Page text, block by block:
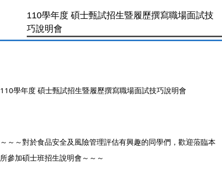
110學年度 碩士甄試招生暨履歷撰寫職場面試技
巧說明會
110學年度 碩士甄試招生暨履歷撰寫職場面試技巧說明會
～～～對於食品安全及風險管理評估有興趣的同學們，歡迎蒞臨本
所參加碩士班招生說明會～～～